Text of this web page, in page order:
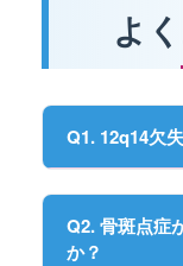
よ
Q1. 12q14欠
Q2. 骨斑点症
か？